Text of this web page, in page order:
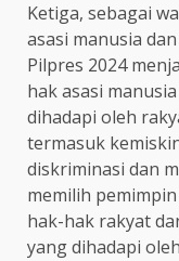
Ketiga, sebagai
asasi manusia
Pilpres 2024
hak asasi
dihadapi oleh
termasuk
diskriminasi dan
memilih
hak-hak rakyat
yang dihadapi